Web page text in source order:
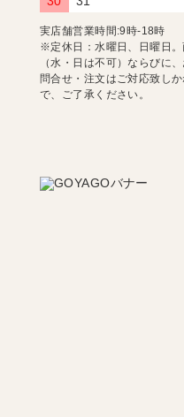
実店舗営業時間:9時-18時
※定休日：水曜日、日曜日。
（水・日は不可）ならびに
問合せ・注文はご対応致し
で、ご了承ください。